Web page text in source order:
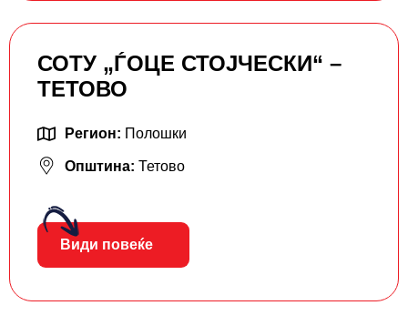
СОТУ „ЃОЦЕ СТОЈЧЕСКИ“ –
ТЕТОВО
Регион: Полошки
Општина: Тетово
Види повеќе